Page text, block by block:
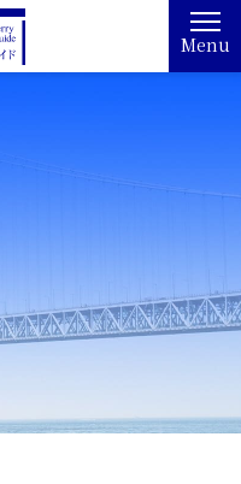
Menu